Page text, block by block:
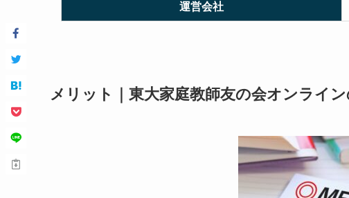
運営会社
メリット｜東大家庭教師友の会オンライ